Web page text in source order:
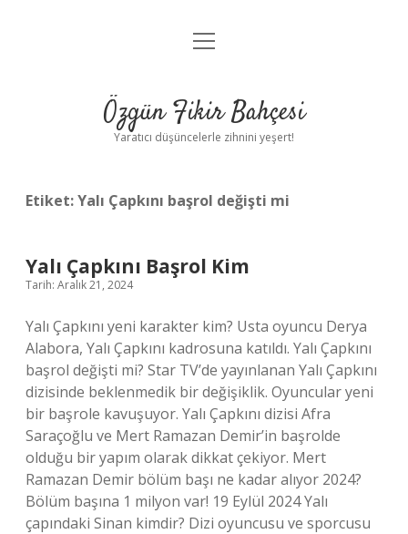
Anasayfa
Yasal Uyarı
menüyü
Özgün Fikir Bahçesi
Yaratıcı düşüncelerle zihnini yeşert!
Etiket:Yalı Çapkını başrol değişti mi
Yalı Çapkını Başrol Kim
Tarih: Aralık 21, 2024
Yalı Çapkını yeni karakter kim? Usta oyuncu Derya
Alabora, Yalı Çapkını kadrosuna katıldı. Yalı Çapkını
başrol değişti mi? Star TV’de yayınlanan Yalı Çapkını
dizisinde beklenmedik bir değişiklik. Oyuncular yeni
bir başrole kavuşuyor. Yalı Çapkını dizisi Afra
Saraçoğlu ve Mert Ramazan Demir’in başrolde
olduğu bir yapım olarak dikkat çekiyor. Mert
Ramazan Demir bölüm başı ne kadar alıyor 2024?
Bölüm başına 1 milyon var! 19 Eylül 2024 Yalı
çapındaki Sinan kimdir? Dizi oyuncusu ve sporcusu